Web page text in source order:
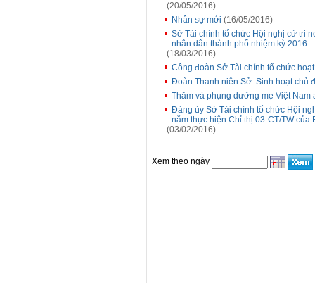
(20/05/2016)
Nhân sự mới (16/05/2016)
Sở Tài chính tổ chức Hội nghị cử tri
nhân dân thành phố nhiệm kỳ 2016
(18/03/2016)
Công đoàn Sở Tài chính tổ chức
Đoàn Thanh niên Sở: Sinh hoạt chủ
Thăm và phụng dưỡng mẹ Việt Nam
Đảng ủy Sở Tài chính tổ chức Hội
năm thực hiện Chỉ thị 03-CT/TW của
(03/02/2016)
Xem theo ngày